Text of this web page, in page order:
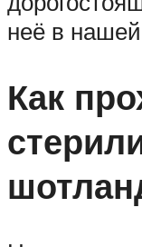
неё в
Как